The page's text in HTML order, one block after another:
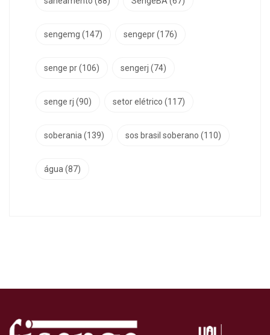
sengemg (147) sengepr(176)
senge pr(106) sengerj (74)
senge rj (90) setor elétrico (117)
soberania (139) sos brasil soberano (110)
água (87)